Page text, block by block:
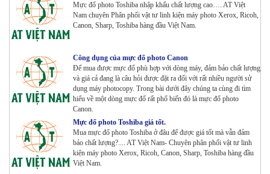
6110 | C1100 _Bộ 4 màu _ Trọng lượng 1645g ZIN
HÃNG_ USA
Tham Khảo
Tham Khảo
Máy photocopy Ricoh IM 7000
Tham Khảo
Máy in Laser Đơn năng G&G P2022W_in Wifi
Tham Khảo
Mực đổ photo Toshiba nhập khẩu chất lượng cao…. AT Việt
Nam chuyên Phân phối vật tư linh kiện máy photo Xerox, Ricoh,
Canon, Sharp, Toshiba hàng đầu Việt Nam.
Công dụng của mực đổ photo Canon
Để mua được mực đổ phù hợp với dòng máy, đảm bảo chất lượng
và giá cả đang là câu hỏi được đặt ra đối với rất nhiều người sử
dụng máy photocopy. Trong bài dưới đây chúng ta cùng đi tìm
hiểu về một dòng mực đổ rất phổ biến đó là mực đổ photo
Canon.
Mực đổ photo Toshiba giá tốt.
Mua mực đổ photo Toshiba ở đâu để được giá tốt mà vẫn đảm
bảo chất lượng?.... AT Việt Nam- Chuyên phân phối vật tư linh
kiện máy photo Xerox, Ricoh, Canon, Sharp, Toshiba hàng đầu
Việt Nam.